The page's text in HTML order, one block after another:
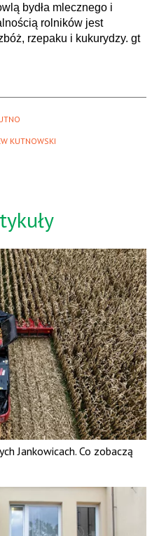
bydła mlecznego i
rolników jest
rzepaku i kukurydzy. gt
KUTNOWSKI
Jankowicach. Co zobaczą